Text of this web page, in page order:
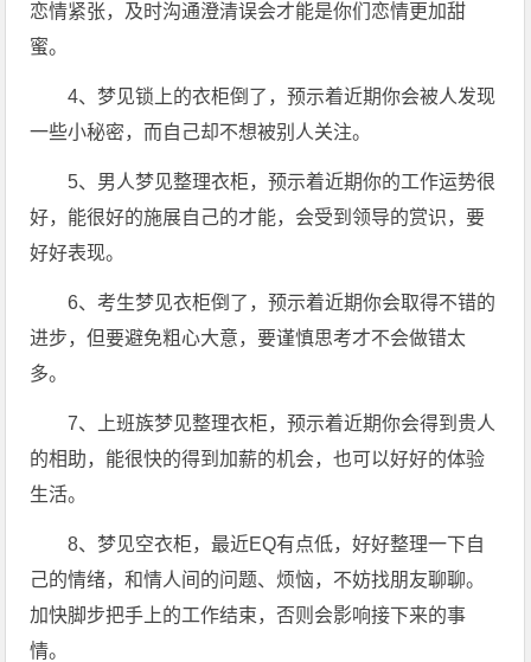
恋情紧张，及时沟通澄清误会才能是你们恋情更加甜
蜜。
4、梦见锁上的衣柜倒了，预示着近期你会被人发现
一些小秘密，而自己却不想被别人关注。
5、男人梦见整理衣柜，预示着近期你的工作运势很
好，能很好的施展自己的才能，会受到领导的赏识，要
好好表现。
6、考生梦见衣柜倒了，预示着近期你会取得不错的
进步，但要避免粗心大意，要谨慎思考才不会做错太
多。
7、上班族梦见整理衣柜，预示着近期你会得到贵人
的相助，能很快的得到加薪的机会，也可以好好的体验
生活。
8、梦见空衣柜，最近EQ有点低，好好整理一下自
己的情绪，和情人间的问题、烦恼，不妨找朋友聊聊。
加快脚步把手上的工作结束，否则会影响接下来的事
情。